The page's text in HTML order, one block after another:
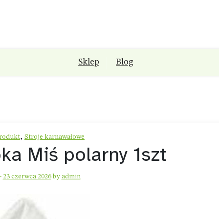
Sklep Blog
, Stroje karnawałowe
Miś polarny 1szt
- 23 czerwca 2026by admin